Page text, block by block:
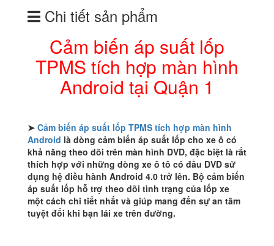
hợp
màn
Android
Quận
Chi tiết sản phẩm
Cảm biến áp suất lốp
TPMS tích hợp màn hình
Android tại Quận 1
➤ Cảm biến áp suất lốp TPMS tích hợp màn hình
Android là dòng cảm biến áp suất lốp cho xe ô có
khả năng theo dõi trên màn hình DVD, đặc biệt là rất
thích hợp với những dòng xe ô tô có đầu DVD sử
dụng hệ điều hành Android 4.0 trở lên. Bộ cảm biến
áp suất lốp hỗ trợ theo dõi tình trạng của lốp xe
một cách chi tiết nhất và giúp mang đến sự an tâm
tuyệt đối khi bạn lái xe trên đường.